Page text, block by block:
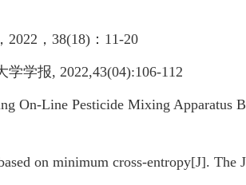
2022 ， 38(18) ： 11-20
学学报, 2022,43(04):106-112
On-Line Pesticide Mixing Apparatus
on minimum cross‑entropy[J]. The